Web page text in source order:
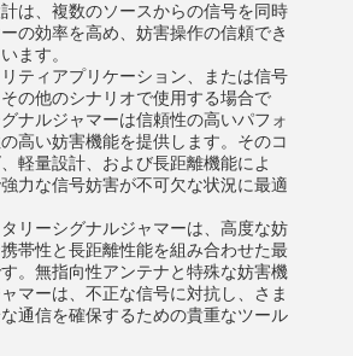
は、複数のソースからの信号を同時
の効率を高め、妨害操作の信頼でき
ます。
ティアプリケーション、または信号
の他のシナリオで使用する場合で
ナルジャマーは信頼性の高いパフォ
高い妨害機能を提供します。そのコ
軽量設計、および長距離機能によ
力な信号妨害が不可欠な状況に最適
リーシグナルジャマーは、高度な妨
帯性と長距離性能を組み合わせた最
。無指向性アンテナと特殊な妨害機
マーは、不正な信号に対抗し、さま
通信を確保するための貴重なツール